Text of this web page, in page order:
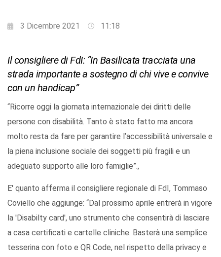
3 Dicembre 2021 11:18
Il consigliere di FdI: “In Basilicata tracciata una
strada importante a sostegno di chi vive e convive
con un handicap”
“Ricorre oggi la giornata internazionale dei diritti delle
persone con disabilità. Tanto è stato fatto ma ancora
molto resta da fare per garantire l’accessibilità universale e
la piena inclusione sociale dei soggetti più fragili e un
adeguato supporto alle loro famiglie”.,
E' quanto afferma il consigliere regionale di FdI, Tommaso
Coviello che aggiunge: “Dal prossimo aprile entrerà in vigore
la 'Disabilty card', uno strumento che consentirà di lasciare
a casa certificati e cartelle cliniche. Basterà una semplice
tesserina con foto e QR Code, nel rispetto della privacy e